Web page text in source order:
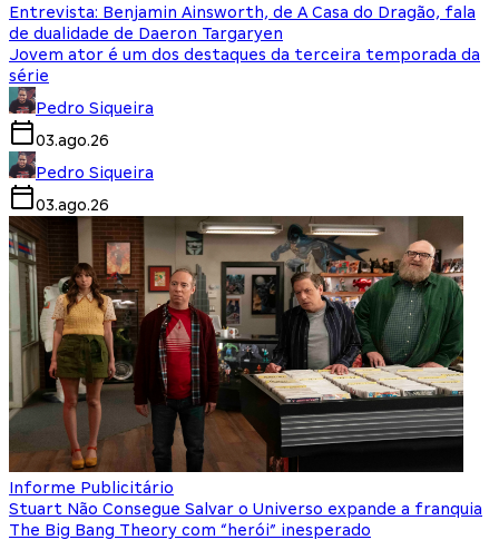
Entrevista: Benjamin Ainsworth, de A Casa do Dragão, fala
de dualidade de Daeron Targaryen
Jovem ator é um dos destaques da terceira temporada da
série
Pedro Siqueira
03.ago.26
Pedro Siqueira
03.ago.26
Informe Publicitário
Stuart Não Consegue Salvar o Universo expande a franquia
The Big Bang Theory com “herói” inesperado